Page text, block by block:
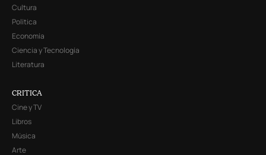
Cultura
Política
Economía
Ciencia y Tecnología
Literatura
CRITICA
Cine y TV
Libros
Música
Arte